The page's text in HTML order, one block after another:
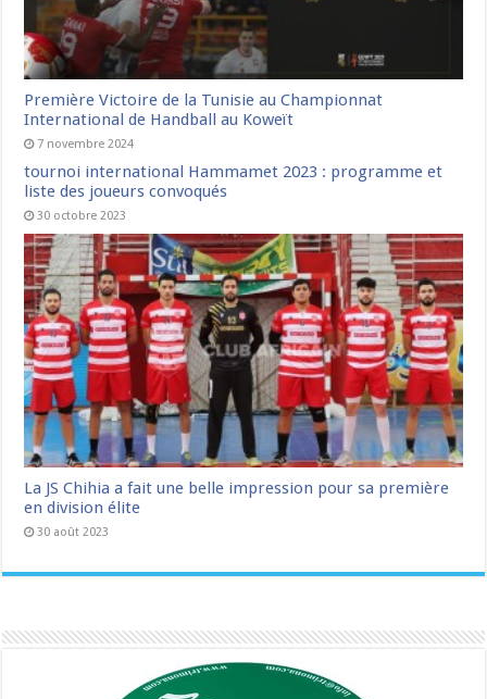
Première Victoire de la Tunisie au Championnat
International de Handball au Koweït
7 novembre 2024
tournoi international Hammamet 2023 : programme et
liste des joueurs convoqués
30 octobre 2023
La JS Chihia a fait une belle impression pour sa première
en division élite
30 août 2023